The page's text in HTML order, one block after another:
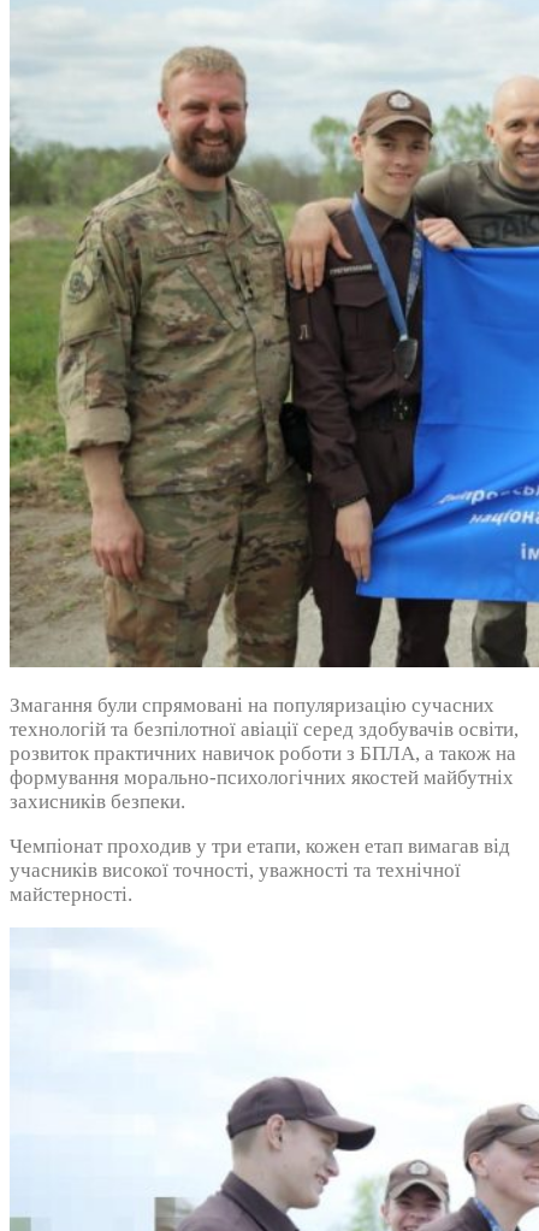
Змагання були спрямовані на популяризацію сучасних
технологій та безпілотної авіації серед здобувачів освіти,
розвиток практичних навичок роботи з БПЛА, а також на
формування морально-психологічних якостей майбутніх
захисників безпеки.
Чемпіонат проходив у три етапи, кожен етап вимагав від
учасників високої точності, уважності та технічної
майстерності.